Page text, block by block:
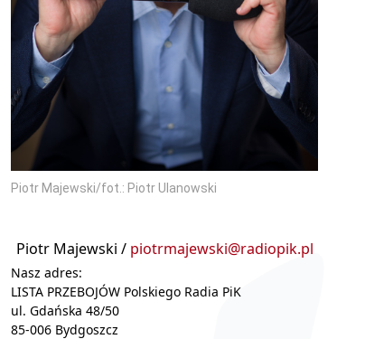
Piotr Majewski/fot.: Piotr Ulanowski
Piotr Majewski / piotrmajewski@radiopik.pl
Nasz adres:
LISTA PRZEBOJÓW Polskiego Radia PiK
ul. Gdańska 48/50
85-006 Bydgoszcz